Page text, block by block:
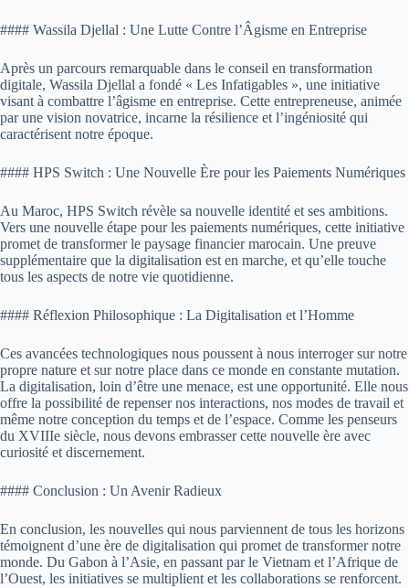
#### Wassila Djellal : Une Lutte Contre l’Âgisme en Entreprise
Après un parcours remarquable dans le conseil en transformation
digitale, Wassila Djellal a fondé « Les Infatigables », une initiative
visant à combattre l’âgisme en entreprise. Cette entrepreneuse, animée
par une vision novatrice, incarne la résilience et l’ingéniosité qui
caractérisent notre époque.
#### HPS Switch : Une Nouvelle Ère pour les Paiements Numériques
Au Maroc, HPS Switch révèle sa nouvelle identité et ses ambitions.
Vers une nouvelle étape pour les paiements numériques, cette initiative
promet de transformer le paysage financier marocain. Une preuve
supplémentaire que la digitalisation est en marche, et qu’elle touche
tous les aspects de notre vie quotidienne.
#### Réflexion Philosophique : La Digitalisation et l’Homme
Ces avancées technologiques nous poussent à nous interroger sur notre
propre nature et sur notre place dans ce monde en constante mutation.
La digitalisation, loin d’être une menace, est une opportunité. Elle nous
offre la possibilité de repenser nos interactions, nos modes de travail et
même notre conception du temps et de l’espace. Comme les penseurs
du XVIIIe siècle, nous devons embrasser cette nouvelle ère avec
curiosité et discernement.
#### Conclusion : Un Avenir Radieux
En conclusion, les nouvelles qui nous parviennent de tous les horizons
témoignent d’une ère de digitalisation qui promet de transformer notre
monde. Du Gabon à l’Asie, en passant par le Vietnam et l’Afrique de
l’Ouest, les initiatives se multiplient et les collaborations se renforcent.